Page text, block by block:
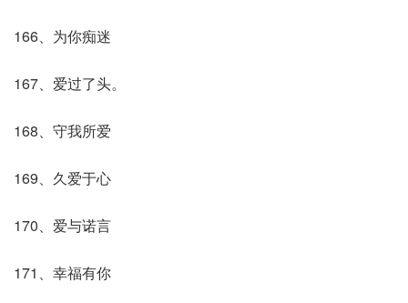
166、为你痴迷
167、爱过了头。
168、守我所爱
169、久爱于心
170、爱与诺言
171、幸福有你